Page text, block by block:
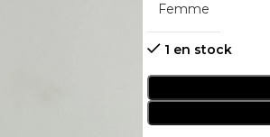
Femme
1 en stock